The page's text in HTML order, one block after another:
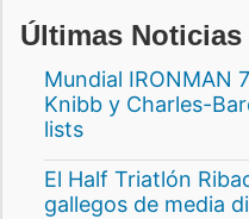
Últimas Noticias
Mundial IRONMAN
Knibb y Charles-
lists
El Half Triatlón
gallegos de media